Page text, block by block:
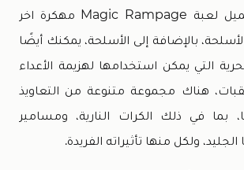
تستطيع بعد تحميل لعبة Magic Rampage مهكرة اخر
بالإضافة إلى الأسلحة، يمكنك أيضًا
التي يمكن استخدامها لهزيمة الأعداء
هناك مجموعة متنوعة من التعاويذ
بما في ذلك الكرات النارية، ومسامير
ولكل منها تأثيراته الفريدة.